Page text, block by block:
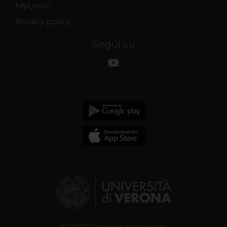
MyUnivr
Privacy policy
Segui su